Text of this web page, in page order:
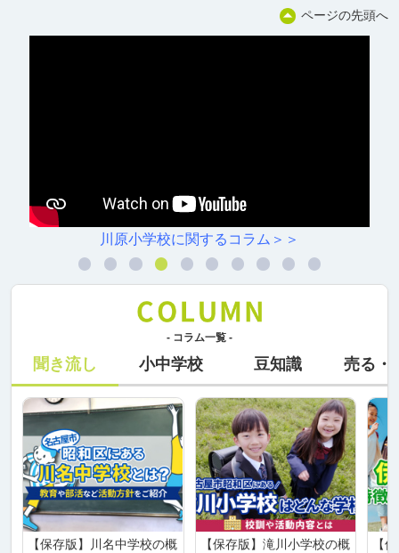
ページの先頭へ
川原小学校に関するコラム＞＞
- コラム一覧 -
聞き流し 小中学校 豆知識 売る・
【保存版】川名中学校の概
【保存版】滝川小学校の概
【